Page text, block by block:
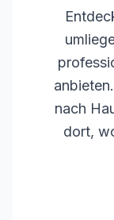
nach
dort,